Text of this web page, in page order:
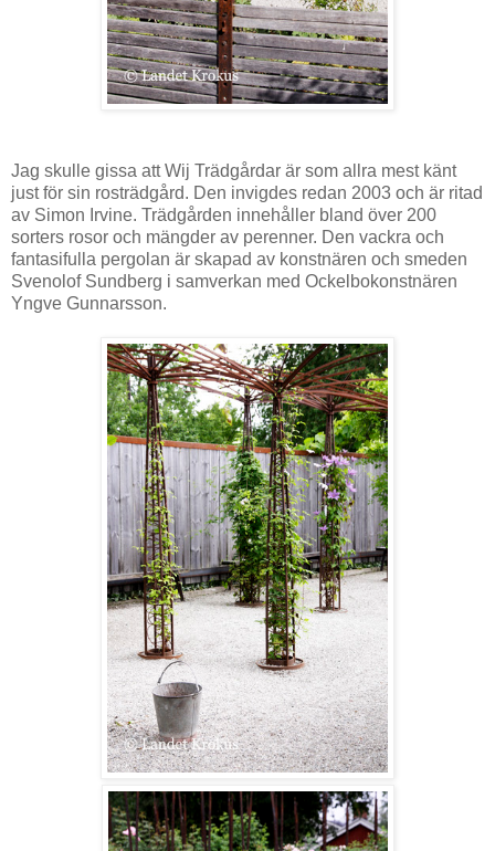
Jag skulle gissa att Wij Trädgårdar är som allra mest känt
just för sin rosträdgård. Den invigdes redan 2003 och är ritad
av Simon Irvine. Trädgården innehåller bland över 200
sorters rosor och mängder av perenner. Den vackra och
fantasifulla pergolan är skapad av konstnären och smeden
Svenolof Sundberg i samverkan med Ockelbokonstnären
Yngve Gunnarsson.